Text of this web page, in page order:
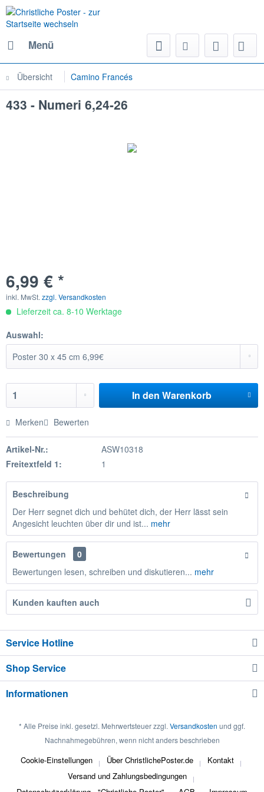
Menü
Übersicht Camino Francés
433 - Numeri 6,24-26
6,99 € *
inkl. MwSt.zzgl. Versandkosten
Lieferzeit ca. 8-10 Werktage
Auswahl:
In den Warenkorb
Merken Bewerten
Artikel-Nr.:
ASW10318
Freitextfeld 1:
1
Beschreibung
Der Herr segnet dich und behütet dich, der Herr lässt sein
Angesicht leuchten über dir und ist... mehr
Bewertungen
0
Bewertungen lesen, schreiben und diskutieren... mehr
Kunden kauften auch
Service Hotline
Shop Service
Informationen
* Alle Preise inkl. gesetzl. Mehrwertsteuer zzgl. Versandkosten und ggf.
Nachnahmegebühren, wenn nicht anders beschrieben
Cookie-Einstellungen Über ChristlichePoster.de
Kontakt
Versand und Zahlungsbedingungen